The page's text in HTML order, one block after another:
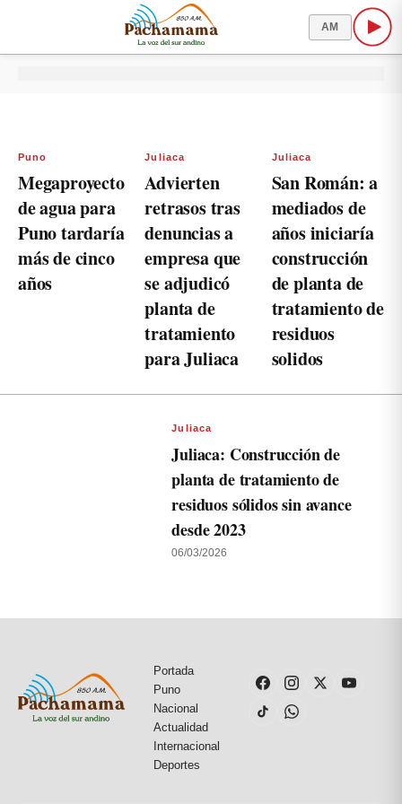
AM
Puno
Megaproyecto
de agua para
Puno tardaría
más de cinco
años
Juliaca
Advierten
retrasos tras
denuncias a
empresa que
se adjudicó
planta de
tratamiento
para Juliaca
Juliaca
San Román: a
mediados de
años iniciaría
construcción
de planta de
tratamiento de
residuos
solidos
Juliaca
Juliaca: Construcción de
planta de tratamiento de
residuos sólidos sin avance
desde 2023
06/03/2026
Portada
Puno
Nacional
Actualidad
Internacional
Deportes